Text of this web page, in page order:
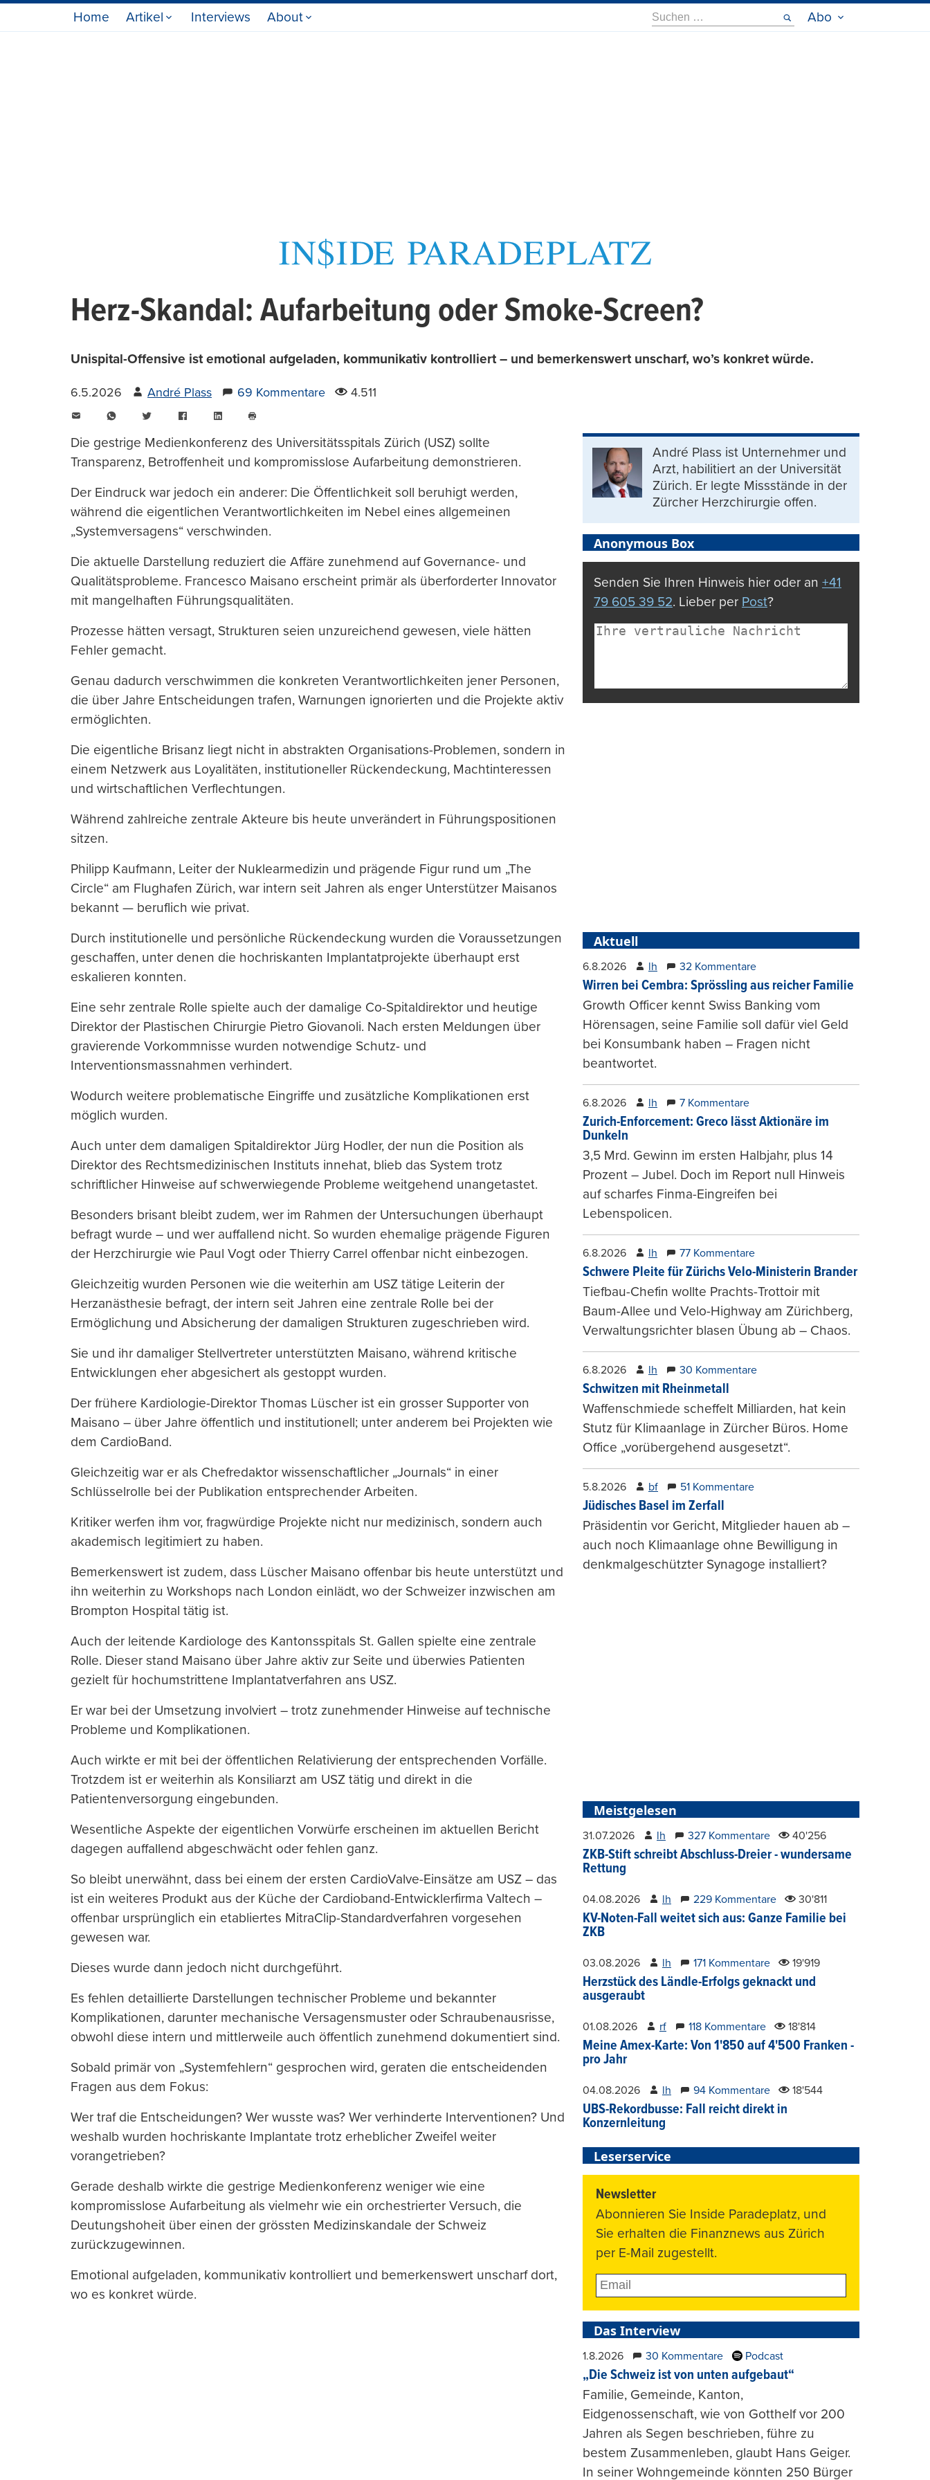
Home Artikel Interviews About
Suche
nach:
Abo
Herz-Skandal: Aufarbeitung oder Smoke-Screen?
Unispital-Offensive ist emotional aufgeladen, kommunikativ kontrolliert – und bemerkenswert unscharf, wo’s konkret würde.
6.5.2026 André Plass 69 Kommentare 4.511
WhatsAppTwitter FacebookLinkedIn
drucken
Die gestrige Medienkonferenz des Universitätsspitals Zürich (USZ) sollte
Transparenz, Betroffenheit und kompromisslose Aufarbeitung demonstrieren.
Der Eindruck war jedoch ein anderer: Die Öffentlichkeit soll beruhigt werden,
während die eigentlichen Verantwortlichkeiten im Nebel eines allgemeinen
„Systemversagens“ verschwinden.
Die aktuelle Darstellung reduziert die Affäre zunehmend auf Governance- und
Qualitätsprobleme. Francesco Maisano erscheint primär als überforderter Innovator
mit mangelhaften Führungsqualitäten.
Prozesse hätten versagt, Strukturen seien unzureichend gewesen, viele hätten
Fehler gemacht.
Genau dadurch verschwimmen die konkreten Verantwortlichkeiten jener Personen,
die über Jahre Entscheidungen trafen, Warnungen ignorierten und die Projekte aktiv
ermöglichten.
Die eigentliche Brisanz liegt nicht in abstrakten Organisations-Problemen, sondern in
einem Netzwerk aus Loyalitäten, institutioneller Rückendeckung, Machtinteressen
und wirtschaftlichen Verflechtungen.
Während zahlreiche zentrale Akteure bis heute unverändert in Führungspositionen
sitzen.
Philipp Kaufmann, Leiter der Nuklearmedizin und prägende Figur rund um „The
Circle“ am Flughafen Zürich, war intern seit Jahren als enger Unterstützer Maisanos
bekannt — beruflich wie privat.
Durch institutionelle und persönliche Rückendeckung wurden die Voraussetzungen
geschaffen, unter denen die hochriskanten Implantatprojekte überhaupt erst
eskalieren konnten.
Eine sehr zentrale Rolle spielte auch der damalige Co-Spitaldirektor und heutige
Direktor der Plastischen Chirurgie Pietro Giovanoli. Nach ersten Meldungen über
gravierende Vorkommnisse wurden notwendige Schutz- und
Interventionsmassnahmen verhindert.
Wodurch weitere problematische Eingriffe und zusätzliche Komplikationen erst
möglich wurden.
Auch unter dem damaligen Spitaldirektor Jürg Hodler, der nun die Position als
Direktor des Rechtsmedizinischen Instituts innehat, blieb das System trotz
schriftlicher Hinweise auf schwerwiegende Probleme weitgehend unangetastet.
Besonders brisant bleibt zudem, wer im Rahmen der Untersuchungen überhaupt
befragt wurde – und wer auffallend nicht. So wurden ehemalige prägende Figuren
der Herzchirurgie wie Paul Vogt oder Thierry Carrel offenbar nicht einbezogen.
Gleichzeitig wurden Personen wie die weiterhin am USZ tätige Leiterin der
Herzanästhesie befragt, der intern seit Jahren eine zentrale Rolle bei der
Ermöglichung und Absicherung der damaligen Strukturen zugeschrieben wird.
Sie und ihr damaliger Stellvertreter unterstützten Maisano, während kritische
Entwicklungen eher abgesichert als gestoppt wurden.
Der frühere Kardiologie-Direktor Thomas Lüscher ist ein grosser Supporter von
Maisano – über Jahre öffentlich und institutionell; unter anderem bei Projekten wie
dem CardioBand.
Gleichzeitig war er als Chefredaktor wissenschaftlicher „Journals“ in einer
Schlüsselrolle bei der Publikation entsprechender Arbeiten.
Kritiker werfen ihm vor, fragwürdige Projekte nicht nur medizinisch, sondern auch
akademisch legitimiert zu haben.
Bemerkenswert ist zudem, dass Lüscher Maisano offenbar bis heute unterstützt und
ihn weiterhin zu Workshops nach London einlädt, wo der Schweizer inzwischen am
Brompton Hospital tätig ist.
Auch der leitende Kardiologe des Kantonsspitals St. Gallen spielte eine zentrale
Rolle. Dieser stand Maisano über Jahre aktiv zur Seite und überwies Patienten
gezielt für hochumstrittene Implantatverfahren ans USZ.
Er war bei der Umsetzung involviert – trotz zunehmender Hinweise auf technische
Probleme und Komplikationen.
Auch wirkte er mit bei der öffentlichen Relativierung der entsprechenden Vorfälle.
Trotzdem ist er weiterhin als Konsiliarzt am USZ tätig und direkt in die
Patientenversorgung eingebunden.
Wesentliche Aspekte der eigentlichen Vorwürfe erscheinen im aktuellen Bericht
dagegen auffallend abgeschwächt oder fehlen ganz.
So bleibt unerwähnt, dass bei einem der ersten CardioValve-Einsätze am USZ – das
ist ein weiteres Produkt aus der Küche der Cardioband-Entwicklerfirma Valtech –
offenbar ursprünglich ein etabliertes MitraClip-Standardverfahren vorgesehen
gewesen war.
Dieses wurde dann jedoch nicht durchgeführt.
Es fehlen detaillierte Darstellungen technischer Probleme und bekannter
Komplikationen, darunter mechanische Versagensmuster oder Schraubenausrisse,
obwohl diese intern und mittlerweile auch öffentlich zunehmend dokumentiert sind.
Sobald primär von „Systemfehlern“ gesprochen wird, geraten die entscheidenden
Fragen aus dem Fokus:
Wer traf die Entscheidungen? Wer wusste was? Wer verhinderte Interventionen? Und
weshalb wurden hochriskante Implantate trotz erheblicher Zweifel weiter
vorangetrieben?
Gerade deshalb wirkte die gestrige Medienkonferenz weniger wie eine
kompromisslose Aufarbeitung als vielmehr wie ein orchestrierter Versuch, die
Deutungshoheit über einen der grössten Medizinskandale der Schweiz
zurückzugewinnen.
Emotional aufgeladen, kommunikativ kontrolliert und bemerkenswert unscharf dort,
wo es konkret würde.
André Plass ist Unternehmer und
Arzt, habilitiert an der Universität
Zürich. Er legte Missstände in der
Zürcher Herzchirurgie offen.
Anonymous Box
Senden Sie Ihren Hinweis hier oder an +41
79 605 39 52. Lieber per Post?
Aktuell
6.8.2026 lh 32 Kommentare
Wirren bei Cembra: Sprössling aus reicher Familie
Growth Officer kennt Swiss Banking vom
Hörensagen, seine Familie soll dafür viel Geld
bei Konsumbank haben – Fragen nicht
beantwortet.
6.8.2026 lh 7 Kommentare
Zurich-Enforcement: Greco lässt Aktionäre im
Dunkeln
3,5 Mrd. Gewinn im ersten Halbjahr, plus 14
Prozent – Jubel. Doch im Report null Hinweis
auf scharfes Finma-Eingreifen bei
Lebenspolicen.
6.8.2026 lh 77 Kommentare
Schwere Pleite für Zürichs Velo-Ministerin Brander
Tiefbau-Chefin wollte Prachts-Trottoir mit
Baum-Allee und Velo-Highway am Zürichberg,
Verwaltungsrichter blasen Übung ab – Chaos.
6.8.2026 lh 30 Kommentare
Schwitzen mit Rheinmetall
Waffenschmiede scheffelt Milliarden, hat kein
Stutz für Klimaanlage in Zürcher Büros. Home
Office „vorübergehend ausgesetzt“.
5.8.2026 bf 51 Kommentare
Jüdisches Basel im Zerfall
Präsidentin vor Gericht, Mitglieder hauen ab –
auch noch Klimaanlage ohne Bewilligung in
denkmalgeschützter Synagoge installiert?
Meistgelesen
31.07.2026 lh 327 Kommentare 40'256
ZKB-Stift schreibt Abschluss-Dreier - wundersame
Rettung
04.08.2026 lh 229 Kommentare 30'811
KV-Noten-Fall weitet sich aus: Ganze Familie bei
ZKB
03.08.2026 lh 171 Kommentare 19'919
Herzstück des Ländle-Erfolgs geknackt und
ausgeraubt
01.08.2026 rf 118 Kommentare 18'814
Meine Amex-Karte: Von 1'850 auf 4'500 Franken -
pro Jahr
04.08.2026 lh 94 Kommentare 18'544
UBS-Rekordbusse: Fall reicht direkt in
Konzernleitung
Leserservice
Newsletter
Abonnieren Sie Inside Paradeplatz, und
Sie erhalten die Finanznews aus Zürich
per E-Mail zugestellt.
Das Interview
1.8.2026 30 Kommentare Podcast
„Die Schweiz ist von unten aufgebaut“
Familie, Gemeinde, Kanton,
Eidgenossenschaft, wie von Gotthelf vor 200
Jahren als Segen beschrieben, führe zu
bestem Zusammenleben, glaubt Hans Geiger.
In seiner Wohngemeinde könnten 250 Bürger